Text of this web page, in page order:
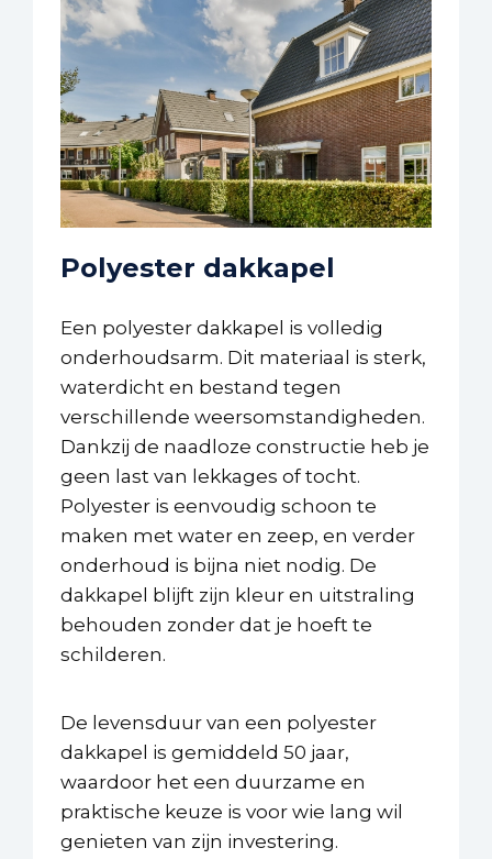
Polyester dakkapel
Een polyester dakkapel is volledig
onderhoudsarm. Dit materiaal is sterk,
waterdicht en bestand tegen
verschillende weersomstandigheden.
Dankzij de naadloze constructie heb je
geen last van lekkages of tocht.
Polyester is eenvoudig schoon te
maken met water en zeep, en verder
onderhoud is bijna niet nodig. De
dakkapel blijft zijn kleur en uitstraling
behouden zonder dat je hoeft te
schilderen.
De levensduur van een polyester
dakkapel is gemiddeld 50 jaar,
waardoor het een duurzame en
praktische keuze is voor wie lang wil
genieten van zijn investering.